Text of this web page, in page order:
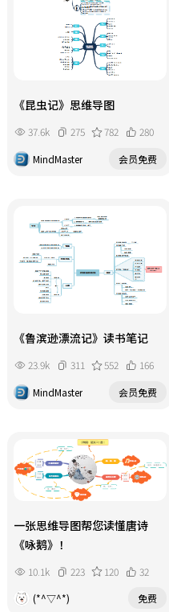
《昆虫记》思维导图
37.6k 275 782
280
MindMaster
会员免费
《鲁滨逊漂流记》读书笔记
23.9k 311 552
166
MindMaster
会员免费
一张思维导图帮您读懂唐诗
《咏鹅》！
10.1k 223 120
32
(*^▽^*)
免费